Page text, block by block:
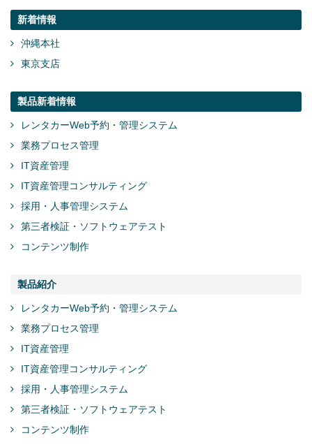
新着情報
沖縄本社
東京支店
製品新着情報
レンタカーWeb予約・管理システム
業務プロセス管理
IT資産管理
IT資産管理コンサルティング
採用・人事管理システム
第三者検証・ソフトウェアテスト
コンテンツ制作
製品紹介
レンタカーWeb予約・管理システム
業務プロセス管理
IT資産管理
IT資産管理コンサルティング
採用・人事管理システム
第三者検証・ソフトウェアテスト
コンテンツ制作